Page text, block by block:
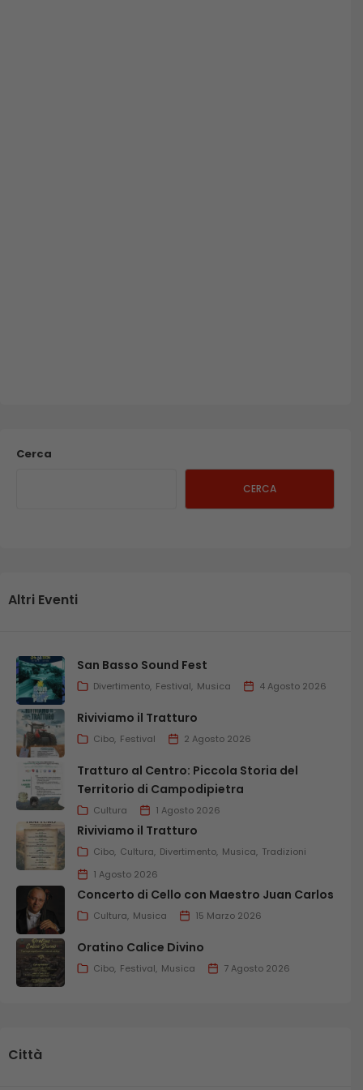
Cerca
CERCA
Altri Eventi
San Basso Sound Fest
Divertimento Festival Musica 4 Agosto 2026
Riviviamo il Tratturo
Cibo Festival 2 Agosto 2026
Tratturo al Centro: Piccola Storia del
Territorio di Campodipietra
Cultura 1 Agosto 2026
Riviviamo il Tratturo
Cibo Cultura Divertimento Musica Tradizioni
1 Agosto 2026
Concerto di Cello con Maestro Juan Carlos
Cultura Musica 15 Marzo 2026
Oratino Calice Divino
Cibo Festival Musica 7 Agosto 2026
Città